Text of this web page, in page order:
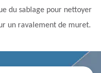
du sablage pour nettoyer
un ravalement de muret.